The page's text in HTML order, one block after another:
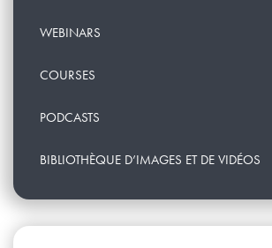
WEBINARS
COURSES
PODCASTS
BIBLIOTHÈQUE D’IMAGES ET DE VIDÉOS